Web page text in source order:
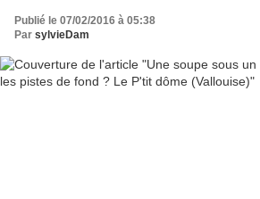
Publié le 07/02/2016 à 05:38
Par sylvieDam